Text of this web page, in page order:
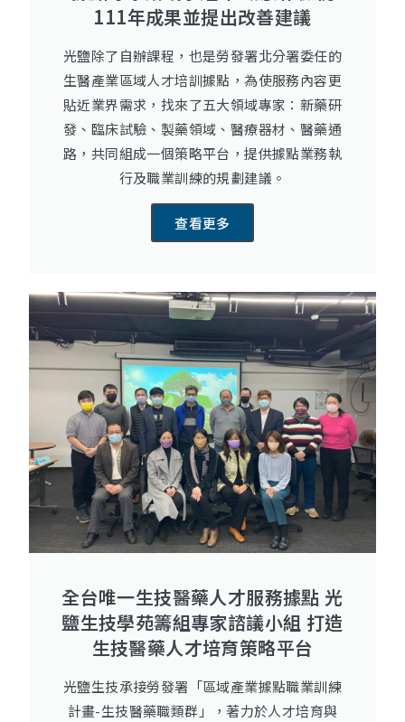
111年成果並提出改善建議
​光鹽除了自辦課程，也是勞發署北分署委任的
生醫產業區域人才培訓據點，為使服務內容更
貼近業界需求，找來了五大領域專家：新藥研
發、臨床試驗、製藥領域、醫療器材、醫藥通
路，共同組成一個策略平台，提供據點業務執
行及職業訓練的規劃建議。
查看更多
全台唯一生技醫藥人才服務據點 光
鹽生技學苑籌組專家諮議小組 打造
生技醫藥人才培育策略平台
光鹽生技承接勞發署「區域產業據點職業訓練
計畫-生技醫藥職類群」，著力於人才培育與